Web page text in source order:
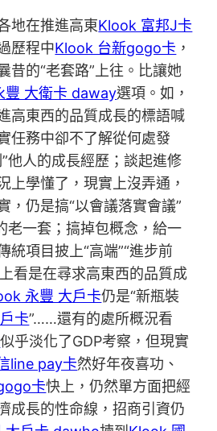
地在推進高東Klook 富邦J卡
歷程中Klook 台新gogo卡 ，
昔的“老套路”上往。比讓她
豐 大衛卡 daway選項。如，
高東西的品質成長的標語喊
任務中卻不了解從何處發
他人的成長經歷；談起進修
上學懂了，現實上沒弄通，
，仍是搞“以會議落實會議”
老一套；搞掉包概念，給一
統項目披上“高端”“進步前
看是在尋求高東西的品質成
永豐 大戶卡仍是“新瓶裝
卡”……還有的處所概況看
似乎淡化了GDP考察，但現實
line pay卡然好年夜喜功、
卡快上，仍然單方面把經
成長的性命線，招商引資仍